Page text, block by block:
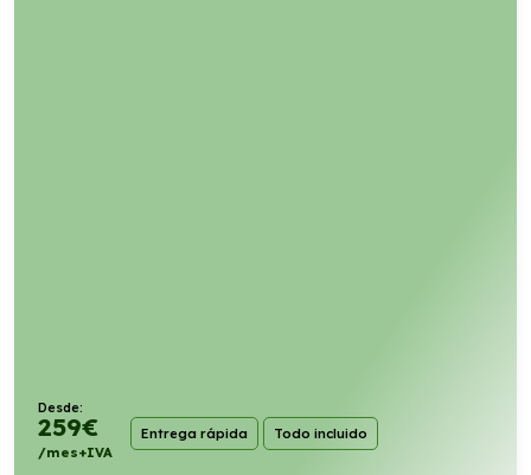
Desde:
259€
/mes+IVA
Entrega rápida Todo incluido